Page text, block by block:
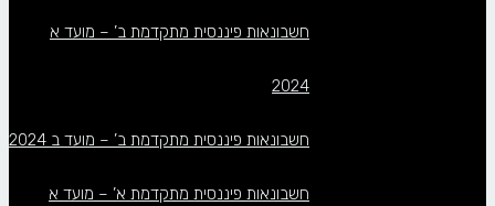
חשבונאות פיננסית מתקדמת ב’ – מועד א
2024
חשבונאות פיננסית מתקדמת ב’ – מועד ב 2024
חשבונאות פיננסית מתקדמת א’ – מועד א